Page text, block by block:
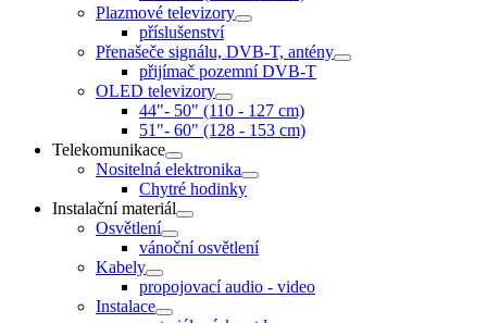
Plazmové televizory
příslušenství
Přenašeče signálu, DVB-T, antény
přijímač pozemní DVB-T
OLED televizory
44"- 50" (110 - 127 cm)
51"- 60" (128 - 153 cm)
Telekomunikace
Nositelná elektronika
Chytré hodinky
Instalační materiál
Osvětlení
vánoční osvětlení
Kabely
propojovací audio - video
Instalace